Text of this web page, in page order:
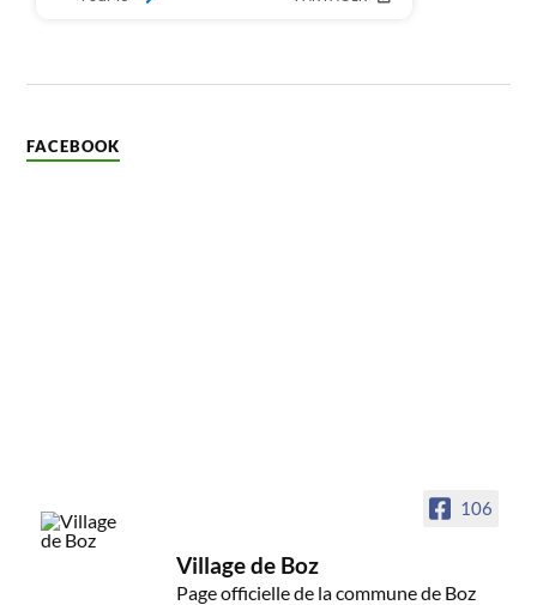
FACEBOOK
106
Village de Boz
Page officielle de la commune de Boz